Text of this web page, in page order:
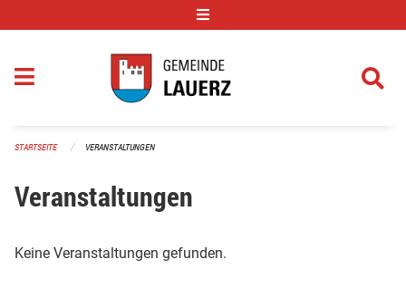
STARTSEITE VERANSTALTUNGEN
Veranstaltungen
Keine Veranstaltungen gefunden.